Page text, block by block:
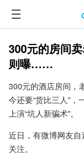
300元的房间
则曝……
300元的酒店房间，
今还要“货比三人”，
上演“坑人新骗术”。
近日，有微博网友自
关注。